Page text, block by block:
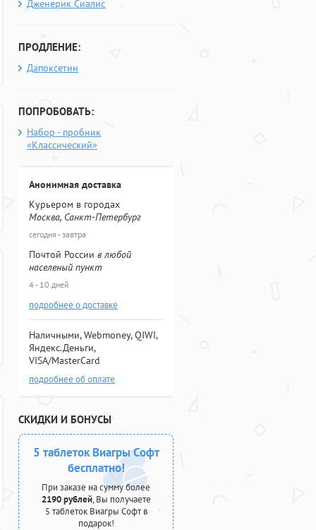
Дженерик Сиалис
ПРОДЛЕНИЕ:
Дапоксетин
ПОПРОБОВАТЬ:
Набор - пробник
«Классический»
Анонимная доставка
Курьером в городах
Москва, Санкт-Петербург
сегодня - завтра
Почтой России в любой
населеный пункт
4 - 10 дней
подробнее о доставке
Наличными, Webmoney, QIWI,
Яндекс.Деньги,
VISA/MasterCard
подробнее об оплате
СКИДКИ И БОНУСЫ
5 таблеток Виагры Софт
бесплатно!
При заказе на сумму более
2190 рублей, Вы получаете
5 таблеток Виагры Софт в
подарок!